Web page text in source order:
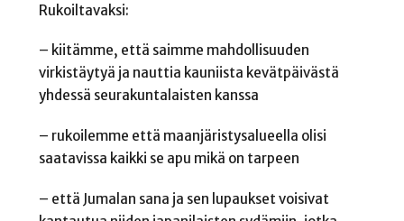
Rukoiltavaksi:
– kiitämme, että saimme mahdollisuuden
virkistäytyä ja nauttia kauniista kevätpäivästä
yhdessä seurakuntalaisten kanssa
– rukoilemme että maanjäristysalueella olisi
saatavissa kaikki se apu mikä on tarpeen
– että Jumalan sana ja sen lupaukset voisivat